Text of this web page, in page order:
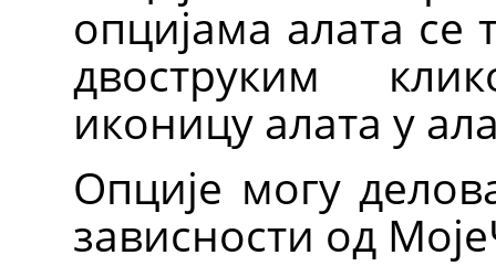
опцијама алата се
двоструким
иконицу алата у
Опције могу
зависности од